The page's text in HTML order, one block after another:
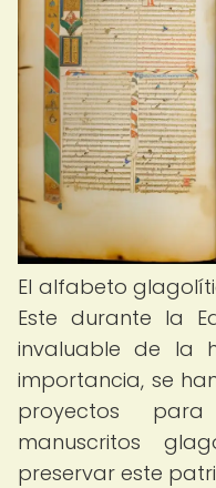
El alfabeto
Este durante la
invaluable de la
importancia, se
proyectos
manuscritos
preservar este